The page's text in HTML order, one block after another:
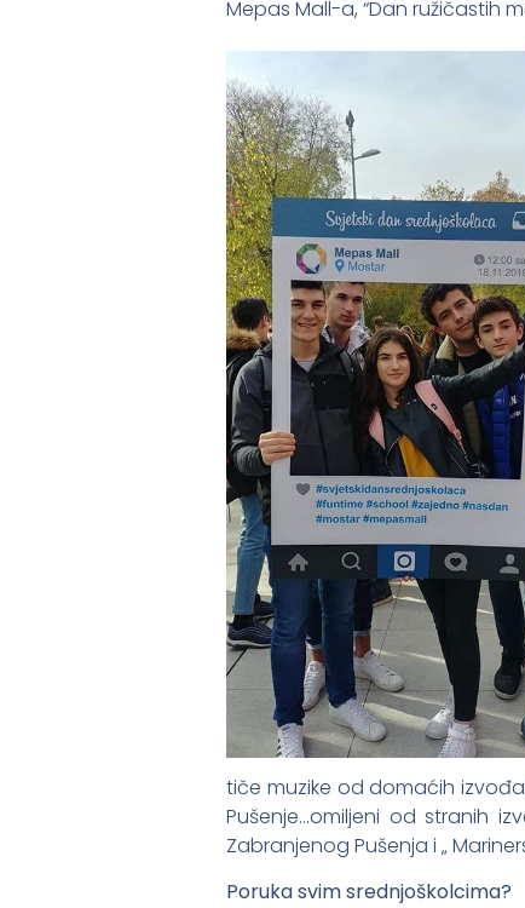
Mepas Mall-a, “Dan ružičastih
tiče muzike od domaćih
Pušenje…omiljeni od stranih
Zabranjenog Pušenja i „
Poruka svim srednjoškolcima?